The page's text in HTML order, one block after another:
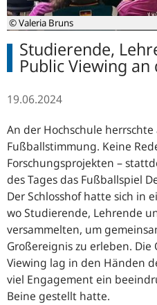
© Valeria Bruns
Studierende,
Public Viewing
19.06.2024
An der Hochschule herrschte
Fußballstimmung. Keine
Forschungsprojekten –
des Tages das Fußballspiel
Der Schlosshof hatte sich in
wo Studierende, Lehrende
versammelten, um
Großereignis zu erleben. Die
Viewing lag in den Händen
viel Engagement ein
Beine gestellt hatte.